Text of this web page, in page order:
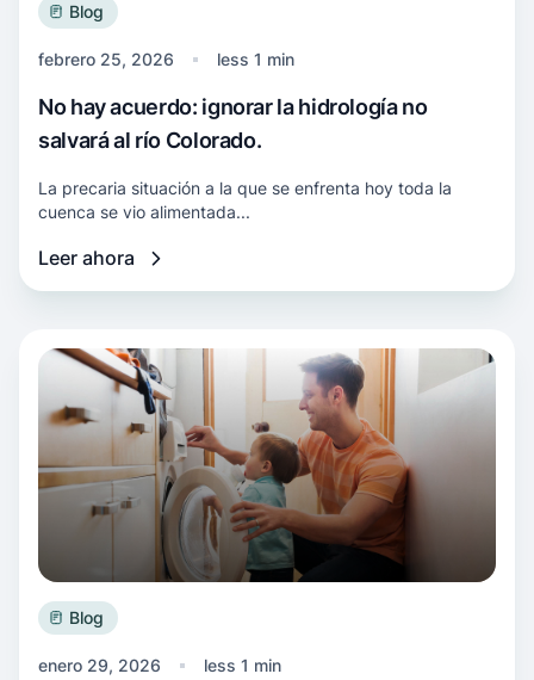
Blog
febrero 25, 2026 less 1 min
No hay acuerdo: ignorar la hidrología no
salvará al río Colorado.
La precaria situación a la que se enfrenta hoy toda la
cuenca se vio alimentada...
Leer ahora
Blog
enero 29, 2026 less 1 min
Más información Cómo las tarifas Energy